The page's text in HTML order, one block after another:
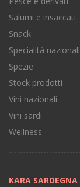
Salumi e insaccati
Snack
Specialità nazionali
Spezie
Stock prodotti
Vini nazionali
Vini sardi
Wellness
KARA SARDEGNA